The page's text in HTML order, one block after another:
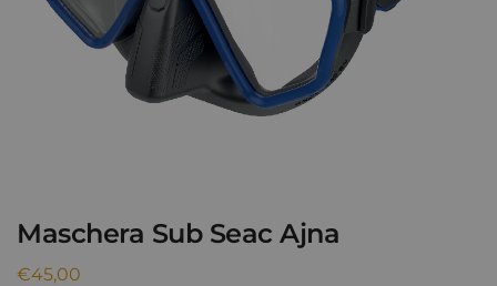
Maschera Sub Seac Ajna
€45,00